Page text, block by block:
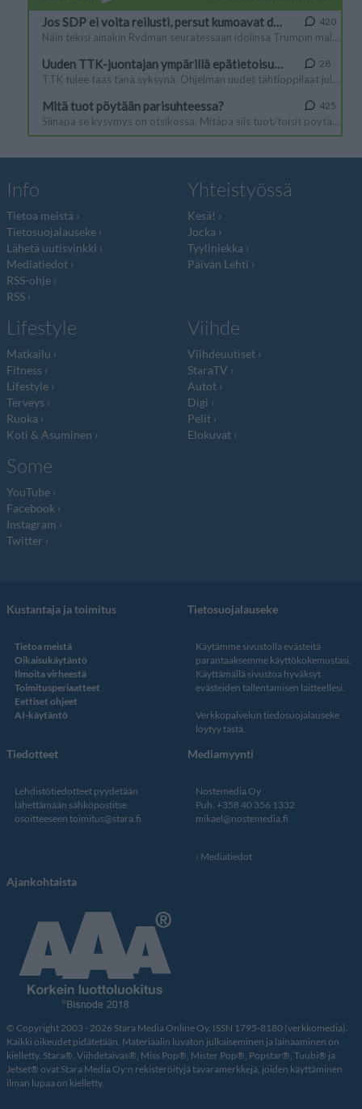
Info
Tietoa meistä
Tietosuojalauseke
Lähetä uutisvinkki
Mediatiedot
RSS-ohje
RSS
Yhteistyössä
Kesä!
Jocka
Tyyliniekka
Päivän Lehti
Lifestyle
Matkailu
Fitness
Lifestyle
Terveys
Ruoka
Koti & Asuminen
Viihde
Viihdeuutiset
StaraTV
Autot
Digi
Pelit
Elokuvat
Some
YouTube
Facebook
Instagram
Twitter
Kustantaja ja toimitus
Tietoa meistä
Oikaisukäytäntö
Ilmoita virheestä
Toimitusperiaatteet
Eettiset ohjeet
AI-käytäntö
Tietosuojalauseke
Käytämme sivustolla evästeitä
parantaaksemme käyttökokemustasi.
Käyttämällä sivustoa hyväksyt
evästeiden tallentamisen laitteellesi.
Verkkopalvelun tiedosuojalauseke
löytyy tästä.
Tiedotteet
Lehdistötiedotteet pyydetään
lähettämään sähköpostitse
osoitteeseen toimitus@stara.fi
Mediamyynti
Nostemedia Oy
Puh. +358 40 356 1332
mikael@nostemedia.fi
Mediatiedot
Ajankohtaista
© Copyright 2003 - 2026 Stara Media Online Oy. ISSN 1795-8180 (verkkomedia).
Kaikki oikeudet pidätetään. Materiaalin luvaton julkaiseminen ja lainaaminen on
kielletty. Stara®, Viihdetaivas®, Miss Pop®, Mister Pop®, Popstar®, Tuubi® ja
Jetset® ovat Stara Media Oy:n rekisteröityjä tavaramerkkejä, joiden käyttäminen
ilman lupaa on kielletty.